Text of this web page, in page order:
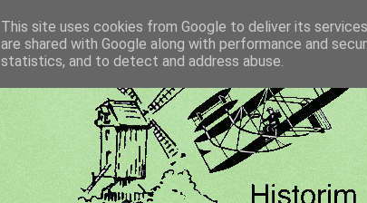
This site uses cookies from Google to deliver its
are shared with Google along with performance and
statistics, and to detect and address abuse.